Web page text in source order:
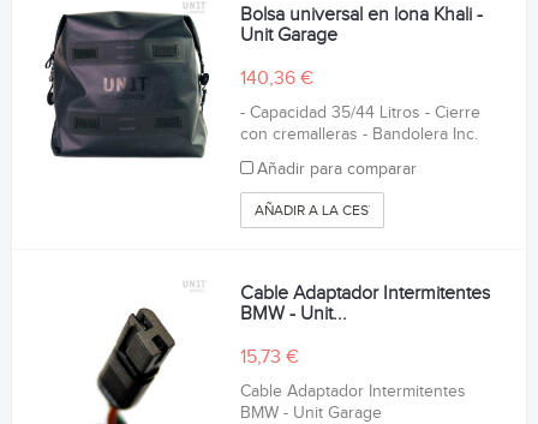
Bolsa universal en lona Khali -
Unit Garage
140,36 €
- Capacidad 35/44 Litros - Cierre
con cremalleras - Bandolera Inc.
Añadir para comparar
AÑADIR A LA CESTA
Cable Adaptador Intermitentes
BMW - Unit...
15,73 €
Cable Adaptador Intermitentes
BMW - Unit Garage